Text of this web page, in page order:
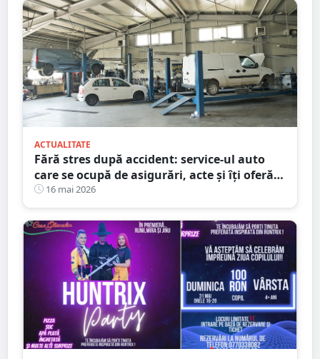
ACTUALITATE
Fără stres după accident: service-ul auto
care se ocupă de asigurări, acte și îți oferă
mașină la schimb
16 mai 2026